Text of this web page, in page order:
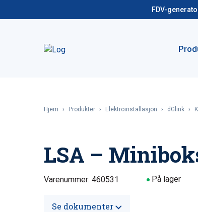
FDV-
Hjem › Produkter › Elektroinstallasjon › dGlink ›
LSA –
Varenummer: 460531 På lager
Se dokumenter